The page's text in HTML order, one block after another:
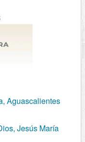
Aguascalientes
Jesús María